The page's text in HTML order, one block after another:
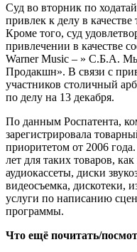
Суд во вторник по
привлек к делу в
Кроме того, суд
привлечении в качестве
Warner Music – » С.Б.А.
Продакшн». В связи с
участников столичный
по делу на 13 декабря.
По данным Роспатента,
зарегистрировала
приоритетом от 2006
лет для таких товаров,
аудиокассеты, диски
видеосъемка, дискотеки,
услуги по написанию
программы.
Что ещё почитать/